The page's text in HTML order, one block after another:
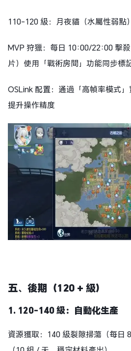
110-120 級：月夜貓（水屬性弱點）
MVP 狩獵：每日 10:00/22:00 擊
片）使用「戰術房間」功能同步標
OSLink 配置：通過「高幀率模式」
提升操作精度
五、後期（120 + 級）
1. 120-140 級：自動化生產
資源獲取：140 級裂隙掃蕩（每日